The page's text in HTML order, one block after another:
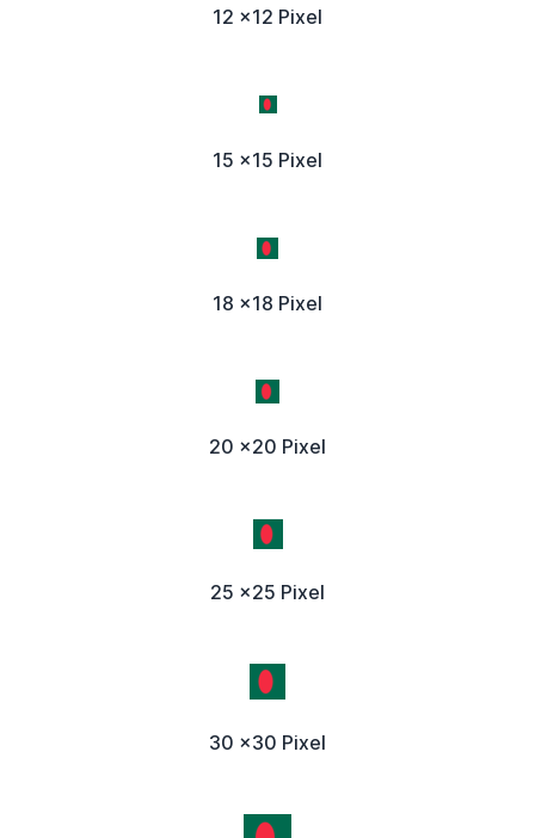
12 x12 Pixel
15 x15 Pixel
18 x18 Pixel
20 x20 Pixel
25 x25 Pixel
30 x30 Pixel